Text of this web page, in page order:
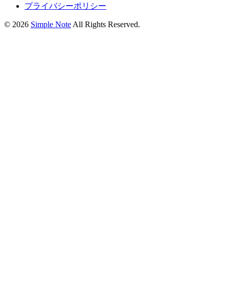
プライバシーポリシー
© 2026 Simple Note All Rights Reserved.